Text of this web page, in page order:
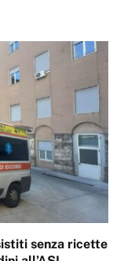
senza ricette